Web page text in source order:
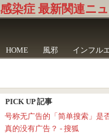
感染症 最新関連ニ
HOME 風邪 インフル
PICK UP 記事
号称无广告的「简单搜索」是
真的没有广告？ - 搜狐